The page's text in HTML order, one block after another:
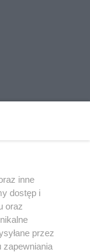
powielany i
sposób (w
polu
w
użycie lub
prawa,
kary i może być
inne
dostęp i
oraz
przez
zapewniania